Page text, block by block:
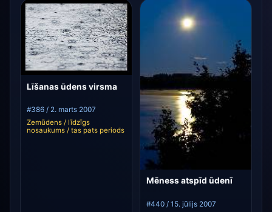
Līšanas ūdens virsma
#386 / 2. marts 2007
Zemūdens / līdzīgs
nosaukums / tas pats periods
Mēness atspīd ūdenī
#440 / 15. jūlijs 2007